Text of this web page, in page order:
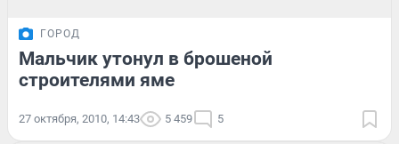
ГОРОД
Мальчик утонул в брошеной
строителями яме
27 октября, 2010, 14:43 5 459 5